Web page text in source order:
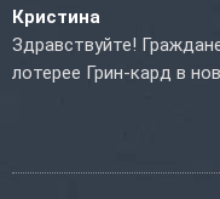
Кристина
Здравствуйте!
лотерее Грин-кард в